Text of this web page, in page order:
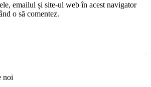
emailul și site-ul web în acest navigator
o să comentez.
noi